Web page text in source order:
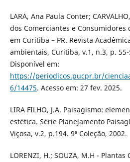
LARA, Ana Paula Conter;
dos Comerciantes e Consumidores
em Curitiba – PR. Revista
ambientais, Curitiba, v.1, n.3, p.
Disponível em:
https://periodicos.pucpr.br/
6/14475. Acesso em: 27 fev. 2025.
LIRA FILHO, J.A. Paisagismo:
estética. Série Planejamento
Viçosa, v.2, p.194. 9ª Coleção, 2002.
LORENZI, H.; SOUZA, M.H -